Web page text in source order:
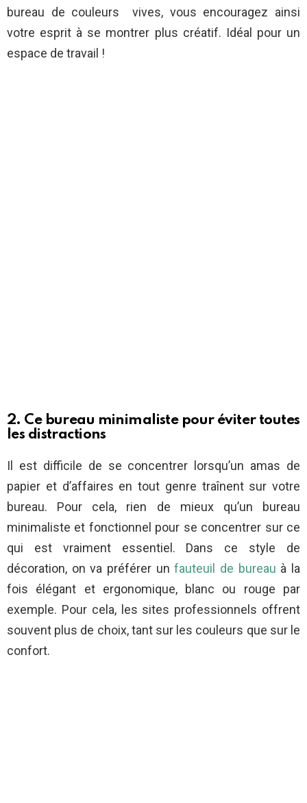
bureau de couleurs vives, vous encouragez ainsi
votre esprit à se montrer plus créatif. Idéal pour un
espace de travail !
2. Ce bureau minimaliste pour éviter toutes
les distractions
Il est difficile de se concentrer lorsqu’un amas de
papier et d’affaires en tout genre traînent sur votre
bureau. Pour cela, rien de mieux qu’un bureau
minimaliste et fonctionnel pour se concentrer sur ce
qui est vraiment essentiel. Dans ce style de
décoration, on va préférer unfauteuil de bureau à la
fois élégant et ergonomique, blanc ou rouge par
exemple. Pour cela, les sites professionnels offrent
souvent plus de choix, tant sur les couleurs que sur le
confort.